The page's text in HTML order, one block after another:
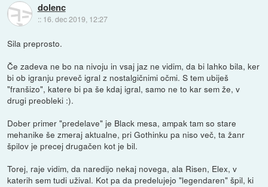
dolenc
:: 16. dec 2019, 12:27
Sila preprosto.
Če zadeva ne bo na nivoju in vsaj jaz ne vidim, da bi lahko bila, ker
bi ob igranju preveč igral z nostalgičnimi očmi. S tem ubiješ
"franšizo", katere bi pa še kdaj igral, samo ne to kar sem že, v
drugi preobleki :).
Dober primer "predelave" je Black mesa, ampak tam so stare
mehanike še zmeraj aktualne, pri Gothinku pa niso več, ta žanr
špilov je precej drugačen kot je bil.
Torej, raje vidim, da naredijo nekaj novega, ala Risen, Elex, v
katerih sem tudi užival. Kot pa da predelujejo "legendaren" špil, ki